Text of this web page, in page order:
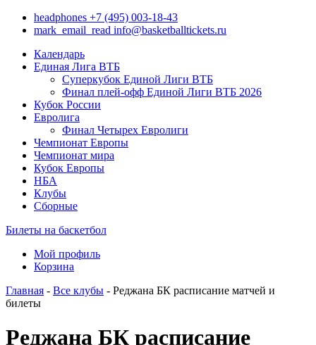
headphones +7 (495) 003-18-43
mark_email_read info@basketballtickets.ru
Календарь
Единая Лига ВТБ
Суперкубок Единой Лиги ВТБ
Финал плей-офф Единой Лиги ВТБ 2026
Кубок России
Евролига
Финал Четырех Евролиги
Чемпионат Европы
Чемпионат мира
Кубок Европы
НБА
Клубы
Сборные
Билеты на баскетбол
Мой профиль
Корзина
Главная - Все клубы - Реджана БК расписание матчей и
билеты
Реджана БК расписание